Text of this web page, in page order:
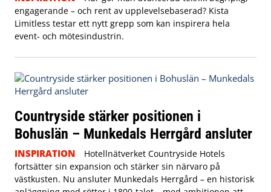
engagerande – och rent av upplevelsebaserad? Kista
Limitless testar ett nytt grepp som kan inspirera hela
event- och mötesindustrin.
Countryside stärker positionen i
Bohuslän – Munkedals Herrgård ansluter
INSPIRATION
Hotellnätverket Countryside Hotels
fortsätter sin expansion och stärker sin närvaro på
västkusten. Nu ansluter Munkedals Herrgård – en historisk